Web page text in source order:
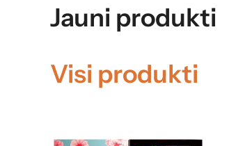
Jauni produkti
Visi produkti